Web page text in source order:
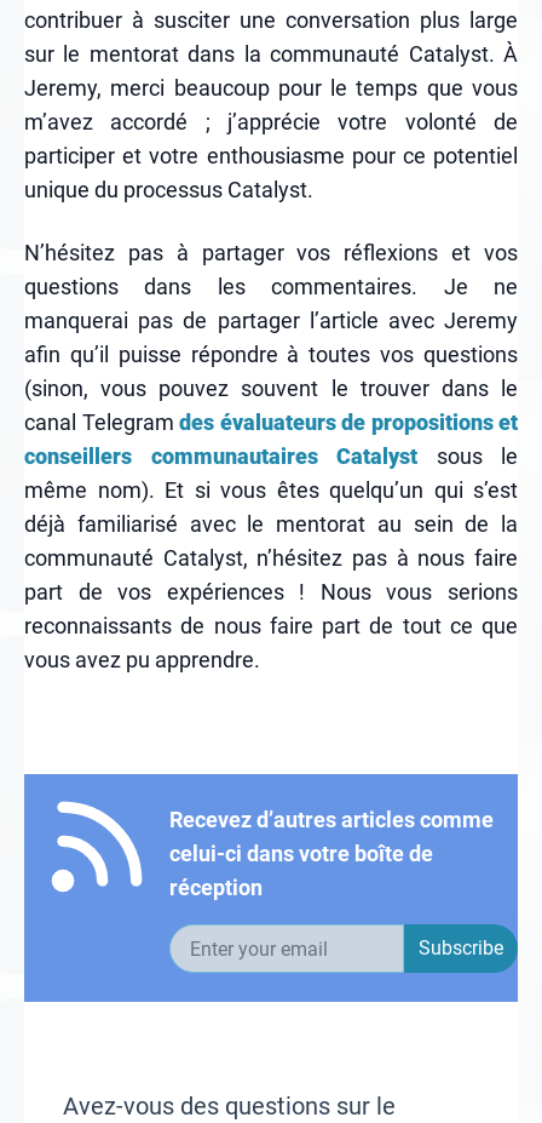
contribuer à susciter une conversation plus large
sur le mentorat dans la communauté Catalyst. À
Jeremy, merci beaucoup pour le temps que vous
m’avez accordé ; j’apprécie votre volonté de
participer et votre enthousiasme pour ce potentiel
unique du processus Catalyst.
N’hésitez pas à partager vos réflexions et vos
questions dans les commentaires. Je ne
manquerai pas de partager l’article avec Jeremy
afin qu’il puisse répondre à toutes vos questions
(sinon, vous pouvez souvent le trouver dans le
canal Telegram des évaluateurs de propositions et
conseillers communautaires Catalyst sous le
même nom). Et si vous êtes quelqu’un qui s’est
déjà familiarisé avec le mentorat au sein de la
communauté Catalyst, n’hésitez pas à nous faire
part de vos expériences ! Nous vous serions
reconnaissants de nous faire part de tout ce que
vous avez pu apprendre.
Recevez d’autres articles comme
celui-ci dans votre boîte de
réception
Email address Subscribe
Avez-vous des questions sur le